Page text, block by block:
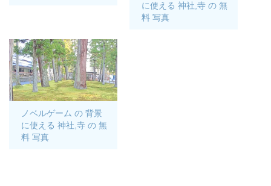
に使える 神社,寺 の 無
料 写真
ノベルゲーム の 背景
に使える 神社,寺 の 無
料 写真